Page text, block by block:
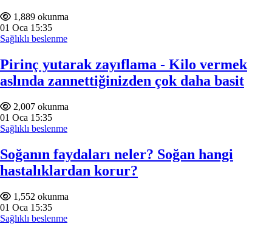
1,889 okunma
01 Oca 15:35
Sağlıklı beslenme
Pirinç yutarak zayıflama - Kilo vermek
aslında zannettiğinizden çok daha basit
2,007 okunma
01 Oca 15:35
Sağlıklı beslenme
Soğanın faydaları neler? Soğan hangi
hastalıklardan korur?
1,552 okunma
01 Oca 15:35
Sağlıklı beslenme